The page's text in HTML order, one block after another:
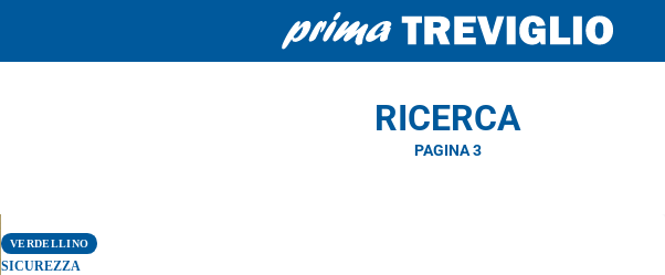
RICERCA
PAGINA 3
VERDELLINO
SICUREZZA